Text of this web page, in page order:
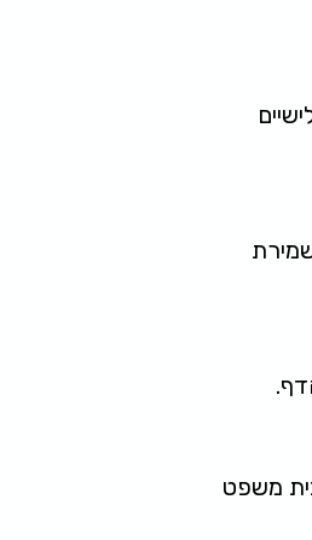
משפט